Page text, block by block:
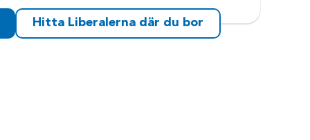
Hitta Liberalerna där du bor